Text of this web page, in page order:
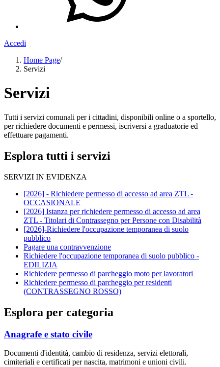
Accedi
Home Page/
Servizi
Servizi
Tutti i servizi comunali per i cittadini, disponibili online o a sportello,
per richiedere documenti e permessi, iscriversi a graduatorie ed
effettuare pagamenti.
Esplora tutti i servizi
SERVIZI IN EVIDENZA
[2026] - Richiedere permesso di accesso ad area ZTL -
OCCASIONALE
[2026] Istanza per richiedere permesso di accesso ad area
ZTL - Titolari di Contrassegno per Persone con Disabilità
[2026]-Richiedere l'occupazione temporanea di suolo
pubblico
Pagare una contravvenzione
Richiedere l'occupazione temporanea di suolo pubblico -
EDILIZIA
Richiedere permesso di parcheggio moto per lavoratori
Richiedere permesso di parcheggio per residenti
(CONTRASSEGNO ROSSO)
Esplora per categoria
Anagrafe e stato civile
Documenti d'identità, cambio di residenza, servizi elettorali,
cimiteriali e certificati per nascita, matrimoni e unioni civili.